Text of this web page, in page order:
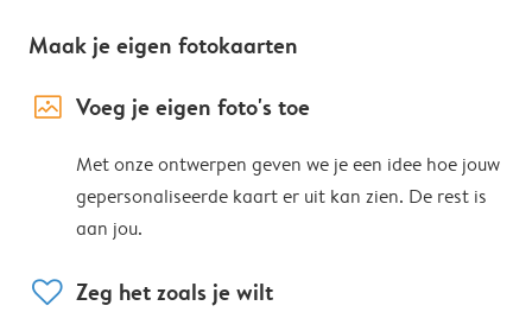
Maak je eigen fotokaarten
image_placeholder Voeg je eigen foto's toe
Met onze ontwerpen geven we je een idee hoe jouw
gepersonaliseerde kaart er uit kan zien. De rest is
aan jou.
heart Zeg het zoals je wilt